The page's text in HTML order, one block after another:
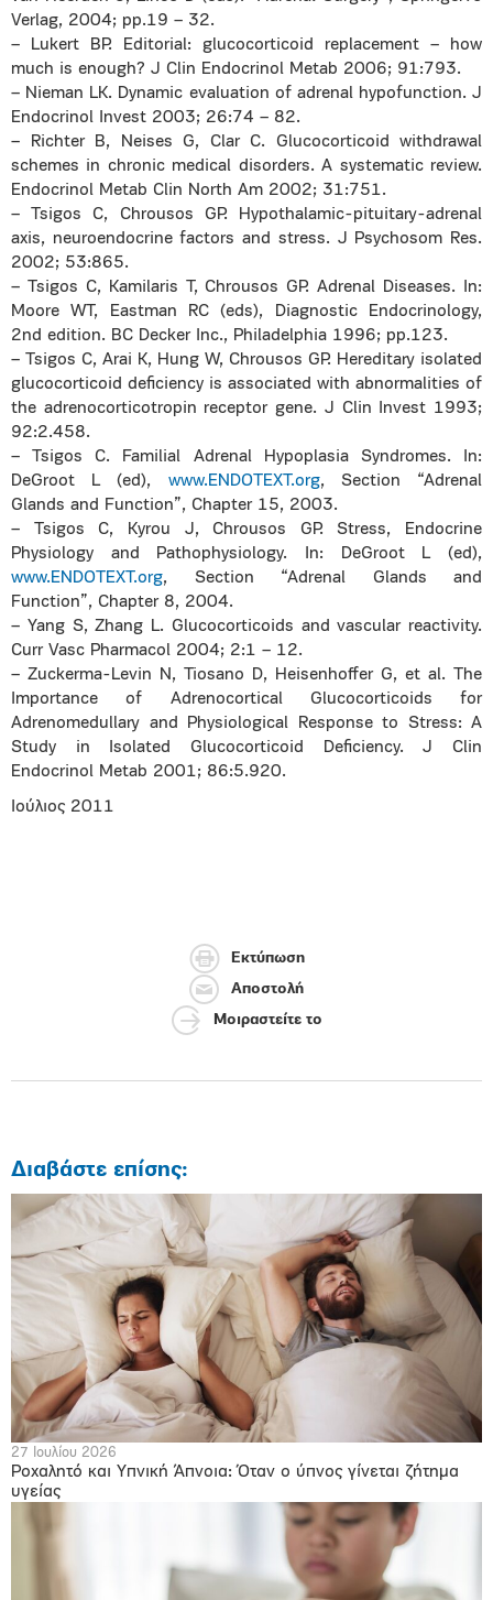
Verlag, 2004; pp.19 – 32.
– Lukert BP. Editorial: glucocorticoid replacement – how
much is enough? J Clin Endocrinol Metab 2006; 91:793.
– Nieman LK. Dynamic evaluation of adrenal hypofunction. J
Endocrinol Invest 2003; 26:74 – 82.
– Richter B, Neises G, Clar C. Glucocorticoid withdrawal
schemes in chronic medical disorders. A systematic review.
Endocrinol Metab Clin North Am 2002; 31:751.
– Tsigos C, Chrousos GP. Hypothalamic-pituitary-adrenal
axis, neuroendocrine factors and stress. J Psychosom Res.
2002; 53:865.
– Tsigos C, Kamilaris T, Chrousos GP. Adrenal Diseases. In:
Moore WT, Eastman RC (eds), Diagnostic Endocrinology,
2nd edition. BC Decker Inc., Philadelphia 1996; pp.123.
– Tsigos C, Arai K, Hung W, Chrousos GP. Hereditary isolated
glucocorticoid deficiency is associated with abnormalities of
the adrenocorticotropin receptor gene. J Clin Invest 1993;
92:2.458.
– Tsigos C. Familial Adrenal Hypoplasia Syndromes. In:
DeGroot L (ed), www.ENDOTEXT.org, Section “Adrenal
Glands and Function”, Chapter 15, 2003.
– Tsigos C, Kyrou J, Chrousos GP. Stress, Endocrine
Physiology and Pathophysiology. In: DeGroot L (ed),
www.ENDOTEXT.org, Section “Adrenal Glands and
Function”, Chapter 8, 2004.
– Yang S, Zhang L. Glucocorticoids and vascular reactivity.
Curr Vasc Pharmacol 2004; 2:1 – 12.
– Zuckerma-Levin N, Tiosano D, Heisenhoffer G, et al. The
Importance of Adrenocortical Glucocorticoids for
Adrenomedullary and Physiological Response to Stress: A
Study in Isolated Glucocorticoid Deficiency. J Clin
Endocrinol Metab 2001; 86:5.920.
Ιούλιος 2011
Εκτύπωση
Αποστολή
Μοιραστείτε το
Διαβάστε επίσης:
27 Ιουλίου 2026
Ροχαλητό και Υπνική Άπνοια: Όταν ο ύπνος γίνεται ζήτημα
υγείας